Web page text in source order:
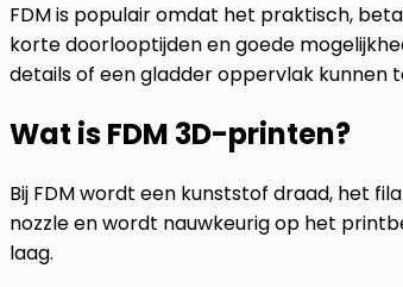
FDM is populair omdat het praktisch,
korte doorlooptijden en goede
details of een gladder oppervlak kunnen
Wat is FDM 3D-printen?
Bij FDM wordt een kunststof draad, het
nozzle en wordt nauwkeurig op het
laag.